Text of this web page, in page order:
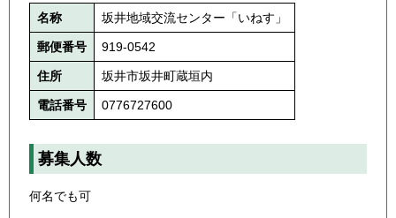
名称 坂井地域交流センター「いねす」
郵便番号 919-0542
住所 坂井市坂井町蔵垣内
電話番号 0776727600
募集人数
何名でも可